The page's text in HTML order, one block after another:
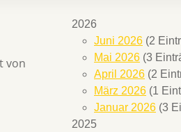
von
2026
Juni 2026 (2
Mai 2026 (3
April 2026 (2
März 2026 (1
Januar 2026 (3
2025